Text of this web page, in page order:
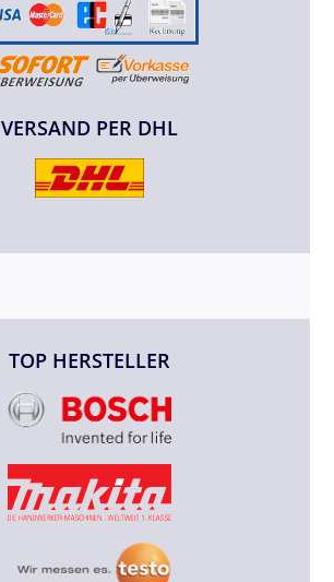
VERSAND PER DHL
TOP HERSTELLER